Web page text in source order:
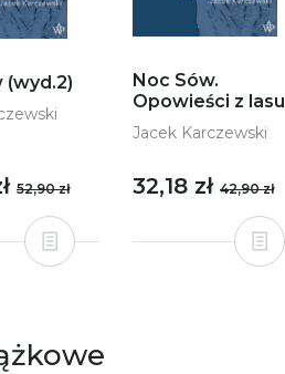
(wyd.2)
52,90 zł
Noc Sów.
Opowieści z lasu
Jacek Karczewski
32,18 zł 42,90 zł